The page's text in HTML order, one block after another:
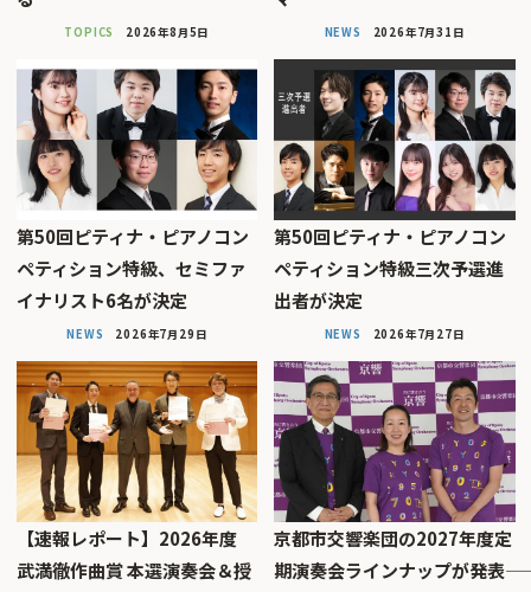
TOPICS 2026年8月5日 NEWS 2026年7月31日
第50回ピティナ・ピアノコン
ペティション特級、セミファ
イナリスト6名が決定
NEWS 2026年7月29日
第50回ピティナ・ピアノコン
ペティション特級三次予選進
出者が決定
NEWS 2026年7月27日
【速報レポート】2026年度
武満徹作曲賞 本選演奏会＆授
京都市交響楽団の2027年度定
期演奏会ラインナップが発表――